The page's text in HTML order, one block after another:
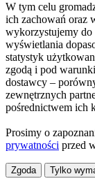
W tym celu
ich zachowań oraz
wykorzystujemy do
wyświetlania
statystyk
zgodą i pod
dostawcy –
zewnętrznych
pośrednictwem ich
Prosimy o
prywatności przed
Zgoda Tylko